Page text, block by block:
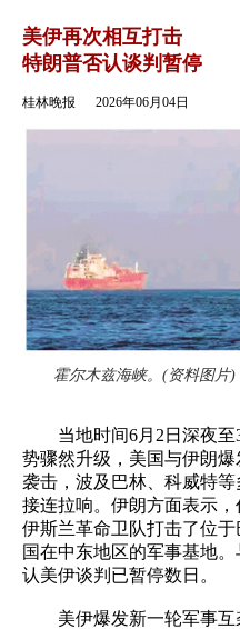
美伊再次相互打击
特朗普否认谈判暂停
桂林晚报 2026年06月04日
霍尔木兹海峡。(资料图片)
当地时间6月2日深夜至3
势骤然升级，美国与伊朗
袭击，波及巴林、科威特
接连拉响。伊朗方面表示
伊斯兰革命卫队打击了位
国在中东地区的军事基地
认美伊谈判已暂停数日。
美伊爆发新一轮军事互